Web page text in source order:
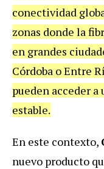
conectividad
zonas donde la
en grandes
Córdoba o Entre
pueden acceder
estable.
En este contexto,
nuevo producto